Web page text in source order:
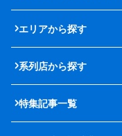
エリアから探す
系列店から探す
特集記事一覧